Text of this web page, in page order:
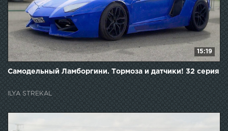
15:19
Самодельный Ламборгини. Тормоза и датчики! 32 серия
ILYA STREKAL